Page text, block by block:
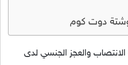
دوت كوم
والعجز الجنسي لدى